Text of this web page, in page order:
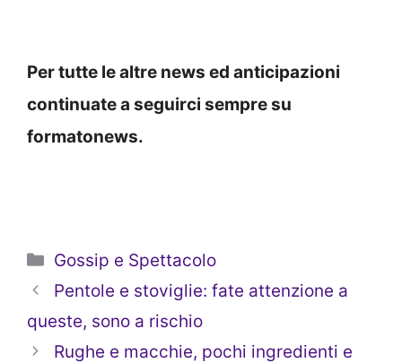
Per tutte le altre news ed anticipazioni
continuate a seguirci sempre su
formatonews.
Categorie
Gossip e Spettacolo
Pentole e stoviglie: fate attenzione a
queste, sono a rischio
Rughe e macchie, pochi ingredienti e